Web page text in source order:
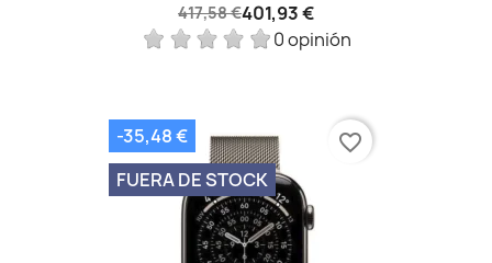
417,58 €401,93 €
0 opinión
-35,48 €
FUERA DE STOCK
favorite_border